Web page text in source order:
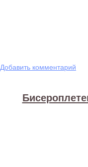
Добавить комментарий